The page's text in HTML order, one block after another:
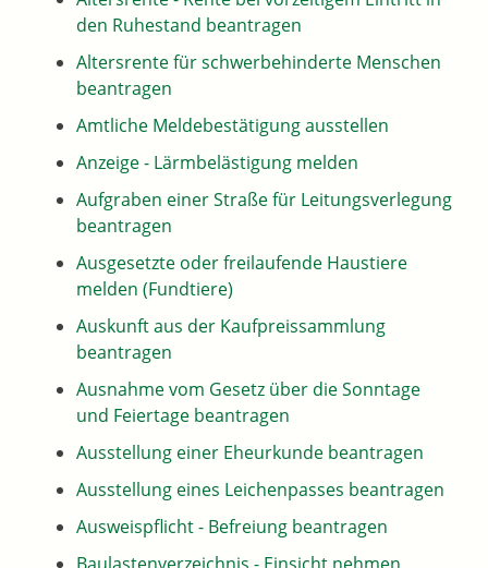
den Ruhestand beantragen
Altersrente für schwerbehinderte Menschen
beantragen
Amtliche Meldebestätigung ausstellen
Anzeige - Lärmbelästigung melden
Aufgraben einer Straße für Leitungsverlegung
beantragen
Ausgesetzte oder freilaufende Haustiere
melden (Fundtiere)
Auskunft aus der Kaufpreissammlung
beantragen
Ausnahme vom Gesetz über die Sonntage
und Feiertage beantragen
Ausstellung einer Eheurkunde beantragen
Ausstellung eines Leichenpasses beantragen
Ausweispflicht - Befreiung beantragen